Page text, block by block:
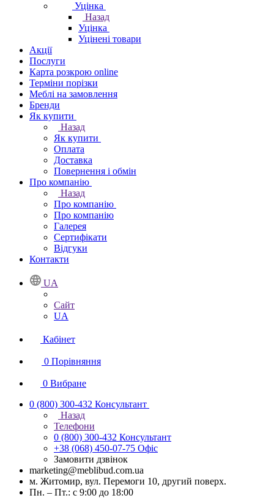
Уцінка
Назад
Уцінка
Уцінені товари
Акції
Послуги
Карта розкрою online
Терміни порізки
Меблі на замовлення
Бренди
Як купити
Назад
Як купити
Оплата
Доставка
Повернення і обмін
Про компанію
Назад
Про компанію
Про компанію
Галерея
Сертифікати
Відгуки
Контакти
UA
Сайт
UA
Кабінет
0 Порівняння
0 Вибране
0 (800) 300-432 Консультант
Назад
Телефони
0 (800) 300-432 Консультант
+38 (068) 450-07-75 Офіс
Замовити дзвінок
marketing@meblibud.com.ua
м. Житомир, вул. Перемоги 10, другий поверх.
Пн. – Пт.: с 9:00 до 18:00